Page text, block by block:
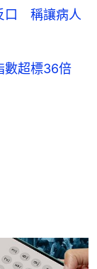
口 稱讓病人
數超標36倍